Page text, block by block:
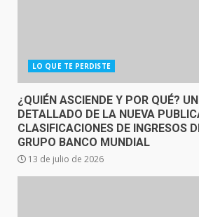
LO QUE TE PERDISTE
¿QUIÉN ASCIENDE Y POR QUÉ?
DETALLADO DE LA NUEVA
CLASIFICACIONES DE INGRESOS
GRUPO BANCO MUNDIAL
13 de julio de 2026